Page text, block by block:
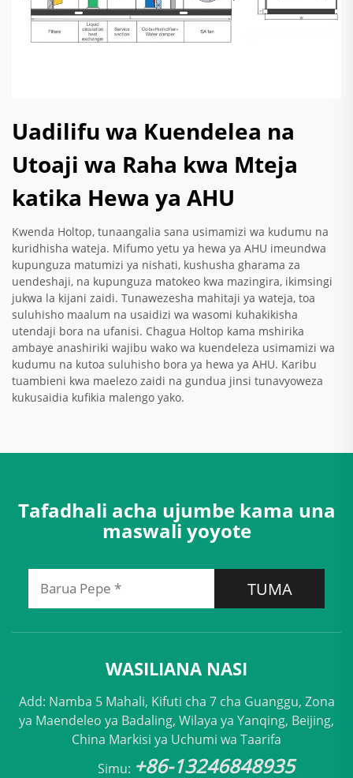
Uadilifu wa Kuendelea na
Utoaji wa Raha kwa Mteja
katika Hewa ya AHU
Kwenda Holtop, tunaangalia sana usimamizi wa kudumu na
kuridhisha wateja. Mifumo yetu ya hewa ya AHU imeundwa
kupunguza matumizi ya nishati, kushusha gharama za
uendeshaji, na kupunguza matokeo kwa mazingira, ikimsingi
jukwa la kijani zaidi. Tunawezesha mahitaji ya wateja, toa
suluhisho maalum na usaidizi wa wasomi kuhakikisha
utendaji bora na ufanisi. Chagua Holtop kama mshirika
ambaye anashiriki wajibu wako wa kuendeleza usimamizi wa
kudumu na kutoa suluhisho bora ya hewa ya AHU. Karibu
tuambieni kwa maelezo zaidi na gundua jinsi tunavyoweza
kukusaidia kufikia malengo yako.
Tafadhali acha ujumbe kama una
maswali yoyote
TUMA
WASILIANA NASI
Add: Namba 5 Mahali, Kifuti cha 7 cha Guanggu, Zona
ya Maendeleo ya Badaling, Wilaya ya Yanqing, Beijing,
China Markisi ya Uchumi wa Taarifa
Simu: +86-13246848935